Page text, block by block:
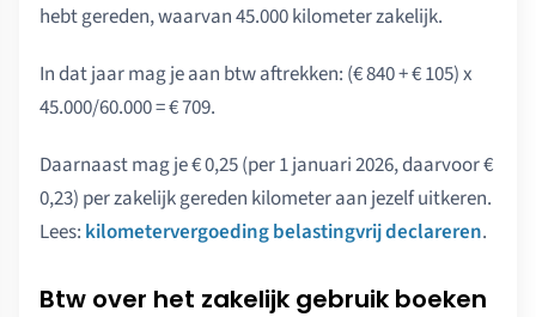
hebt gereden, waarvan 45.000 kilometer zakelijk.
In dat jaar mag je aan btw aftrekken: (€ 840 + € 105) x
45.000/60.000 = € 709.
Daarnaast mag je € 0,25 (per 1 januari 2026, daarvoor €
0,23) per zakelijk gereden kilometer aan jezelf uitkeren.
Lees: kilometervergoeding belastingvrij declareren.
Btw over het zakelijk gebruik boeken